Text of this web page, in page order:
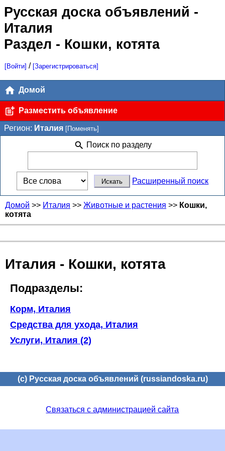
Русская доска объявлений -
Италия
Раздел - Кошки, котята
[Войти] / [Зарегистрироваться]
Домой
Разместить объявление
Регион: Италия [Поменять]
Поиск по разделу
Расширенный поиск
Домой >> Италия >> Животные и растения >> Кошки,
котята
Италия - Кошки, котята
Подразделы:
Корм, Италия
Средства для ухода, Италия
Услуги, Италия (2)
(c) Русская доска объявлений (russiandoska.ru)
Связаться с администрацией сайта